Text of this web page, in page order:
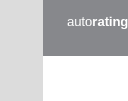
autorating